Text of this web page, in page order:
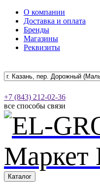
О компании
Доставка и оплата
Бренды
Магазины
Реквизиты
+7 (843) 212-02-36
все способы связи
Каталог